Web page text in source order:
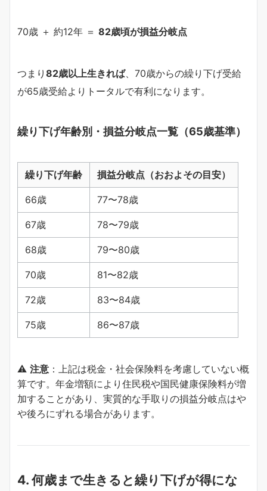
70歳 ＋ 約12年 ＝ 82歳頃が損益分岐点
つまり 82歳以上生きれば、70歳からの繰り下げ受給
が65歳受給よりトータルで有利になります。
繰り下げ年齢別・損益分岐点一覧（65歳基準）
繰り下げ年齢 損益分岐点（おおよその目安）
66歳 77〜78歳
67歳 78〜79歳
68歳 79〜80歳
70歳 81〜82歳
72歳 83〜84歳
75歳 86〜87歳
⚠️ 注意 ：上記は税金・社会保険料を考慮していない概
算です。年金増額により住民税や国民健康保険料が増
加することがあり、実質的な手取りの損益分岐点はや
や後ろにずれる場合があります。
4. 何歳まで生きると繰り下げが得にな